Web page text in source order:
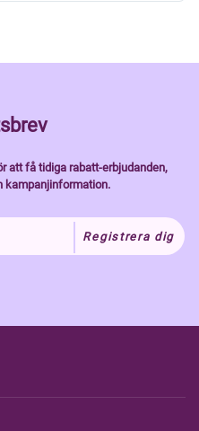
att få tidiga rabatt-erbjudanden,
kampanjinformation.
Registrera dig